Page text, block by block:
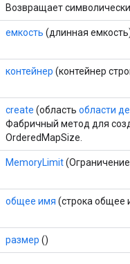
Возвращает
емкость (длинная
контейнер (контейнер
create (область области
Фабричный метод для
OrderedMapSize.
MemoryLimit
общее имя (строка общее
размер ()